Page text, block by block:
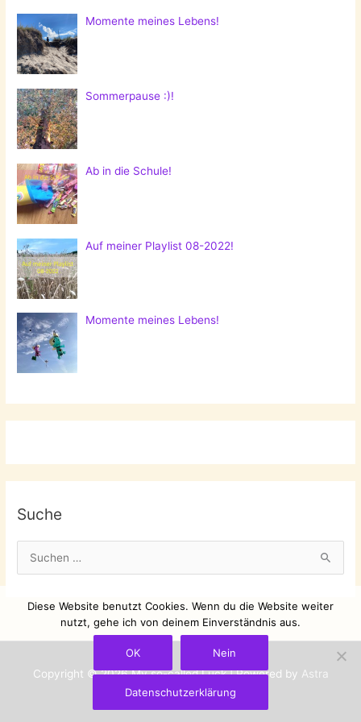
Momente meines Lebens!
Sommerpause :)!
Ab in die Schule!
Auf meiner Playlist 08-2022!
Momente meines Lebens!
Suche
u
e
Copyright © 2026My so-called Luck| Powered by Astra
WordPress-Theme
Diese Website benutzt Cookies. Wenn du die Website weiter
nutzt, gehe ich von deinem Einverständnis aus.
OK Nein
Datenschutzerklärung